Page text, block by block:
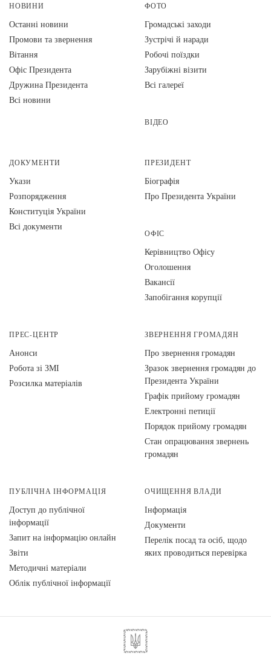
НОВИНИ
Останні новини
Промови та звернення
Вiтання
Офіс Президента
Дружина Президента
Всі новини
ФОТО
Громадські заходи
Зустрічі й наради
Робочі поїздки
Зарубіжні візити
Всі галереї
ВІДЕО
ДОКУМЕНТИ
Укази
Розпорядження
Конституція України
Всі документи
ПРЕЗИДЕНТ
Біографія
Про Президента України
ОФІС
Керівництво Офісу
Оголошення
Вакансії
Запобігання корупції
ПРЕС-ЦЕНТР
Анонси
Робота зі ЗМІ
Розсилка матеріалів
ЗВЕРНЕННЯ ГРОМАДЯН
Про звернення громадян
Зразок звернення громадян до
Президента України
Графік прийому громадян
Електронні петиції
Порядок прийому громадян
Стан опрацювання звернень
громадян
ПУБЛІЧНА ІНФОРМАЦІЯ
Доступ до публічної
інформації
Запит на інформацію онлайн
Звіти
Методичні матеріали
Облік публічної інформації
ОЧИЩЕННЯ ВЛАДИ
Інформація
Документи
Перелік посад та осіб, щодо
яких проводиться перевірка